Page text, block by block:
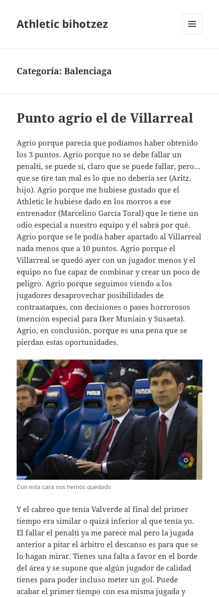
Athletic bihotzez
Categoría:Balenciaga
Punto agrio el de Villarreal
Agrio porque parecía que podíamos haber obtenido
los 3 puntos. Agrio porque no se debe fallar un
penalti, se puede sí, claro que se puede fallar, pero…
que se tire tan mal es lo que no debería ser (Aritz,
hijo). Agrio porque me hubiese gustado que el
Athletic le hubiese dado en los morros a ese
entrenador (Marcelino García Toral) que le tiene un
odio especial a nuestro equipo y él sabrá por qué.
Agrio porque se le podía haber apartado al Villarreal
nada menos que a 10 puntos. Agrio porque el
Villarreal se quedó ayer con un jugador menos y el
equipo no fue capaz de combinar y crear un poco de
peligro. Agrio porque seguimos viendo a los
jugadores desaprovechar posibilidades de
contraataques, con decisiones o pases horrorosos
(mención especial para Iker Muniain y Susaeta).
Agrio, en conclusión, porque es una pena que se
pierdan estas oportunidades.
Con esta cara nos hemos quedado
Y el cabreo que tenía Valverde al final del primer
tiempo era similar o quizá inferior al que tenía yo.
El fallar el penalti ya me parece mal pero la jugada
anterior a pitar el árbitro el descanso es para que se
lo hagan mirar. Tienes una falta a favor en el borde
del área y se supone que algún jugador de calidad
tienes para poder incluso meter un gol. Puede
acabar el primer tiempo con esa misma jugada y